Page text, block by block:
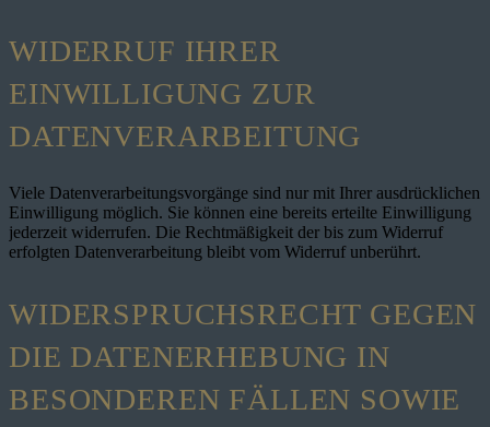
WIDERRUF IHRER
EINWILLIGUNG ZUR
DATENVERARBEITUNG
Viele Datenverarbeitungsvorgänge sind nur mit Ihrer ausdrücklichen
Einwilligung möglich. Sie können eine bereits erteilte Einwilligung
jederzeit widerrufen. Die Rechtmäßigkeit der bis zum Widerruf
erfolgten Datenverarbeitung bleibt vom Widerruf unberührt.
WIDERSPRUCHSRECHT GEGEN
DIE DATENERHEBUNG IN
BESONDEREN FÄLLEN SOWIE